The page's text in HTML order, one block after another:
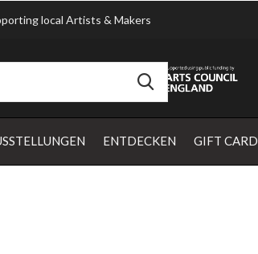
ENTDECKEN GIFT CARD
local Artists & Makers